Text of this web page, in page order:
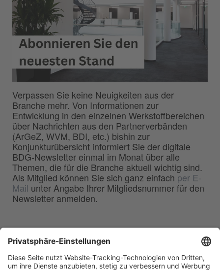
Verpassen Sie keine Neuigkeiten aus der
Branche mehr. Von Informationen zur
Entwicklung in den einzelnen Werkstoffbereichen
über Nachrichten aus den Partnerverbänden
(ArGeZ, WVM, BDI, etc.) bishin zur
Konjunkturübersicht informiert Sie der digitale
BDG-Newsletter einmal im Monat über alle
Themen, die für die Branche aktuell wichtig sind.
Als Mitglied können Sie sich ganz einfach per E-
Mail unter Angabe Ihrer Mitgliedsnummer für den
Newsletter anmelden.